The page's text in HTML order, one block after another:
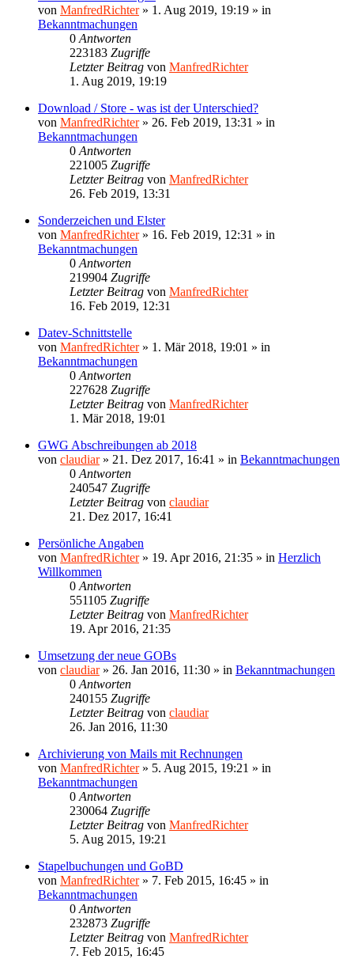
von ManfredRichter» 1. Aug 2019, 19:19 » in
Bekanntmachungen
0 Antworten
223183 Zugriffe
Letzter Beitrag von ManfredRichter
1. Aug 2019, 19:19
Download / Store - was ist der Unterschied?
von ManfredRichter» 26. Feb 2019, 13:31 » in
Bekanntmachungen
0 Antworten
221005 Zugriffe
Letzter Beitrag von ManfredRichter
26. Feb 2019, 13:31
Sonderzeichen und Elster
von ManfredRichter» 16. Feb 2019, 12:31 » in
Bekanntmachungen
0 Antworten
219904 Zugriffe
Letzter Beitrag von ManfredRichter
16. Feb 2019, 12:31
Datev-Schnittstelle
von ManfredRichter» 1. Mär 2018, 19:01 » in
Bekanntmachungen
0 Antworten
227628 Zugriffe
Letzter Beitrag von ManfredRichter
1. Mär 2018, 19:01
GWG Abschreibungen ab 2018
von claudiar» 21. Dez 2017, 16:41 » in Bekanntmachungen
0 Antworten
240547 Zugriffe
Letzter Beitrag von claudiar
21. Dez 2017, 16:41
Persönliche Angaben
von ManfredRichter» 19. Apr 2016, 21:35 » in Herzlich
Willkommen
0 Antworten
551105 Zugriffe
Letzter Beitrag von ManfredRichter
19. Apr 2016, 21:35
Umsetzung der neue GOBs
von claudiar» 26. Jan 2016, 11:30 » in Bekanntmachungen
0 Antworten
240155 Zugriffe
Letzter Beitrag von claudiar
26. Jan 2016, 11:30
Archivierung von Mails mit Rechnungen
von ManfredRichter» 5. Aug 2015, 19:21 » in
Bekanntmachungen
0 Antworten
230064 Zugriffe
Letzter Beitrag von ManfredRichter
5. Aug 2015, 19:21
Stapelbuchungen und GoBD
von ManfredRichter» 7. Feb 2015, 16:45 » in
Bekanntmachungen
0 Antworten
232873 Zugriffe
Letzter Beitrag von ManfredRichter
7. Feb 2015, 16:45